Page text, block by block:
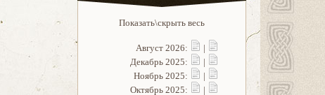
Показать\скрыть весь
Август 2026:
|
Декабрь 2025:
|
Ноябрь 2025:
|
Октябрь 2025:
|